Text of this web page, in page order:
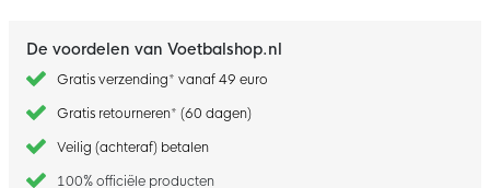
De voordelen van Voetbalshop.nl
Gratis verzending* vanaf 49 euro
Gratis retourneren* (60 dagen)
Veilig (achteraf) betalen
100% officiële producten